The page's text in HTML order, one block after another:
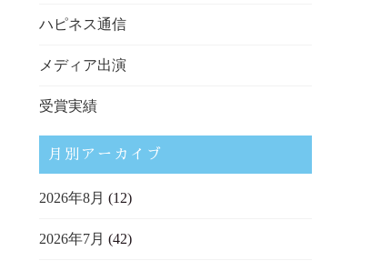
ハピネス通信
メディア出演
受賞実績
月別アーカイブ
2026年8月 (12)
2026年7月 (42)